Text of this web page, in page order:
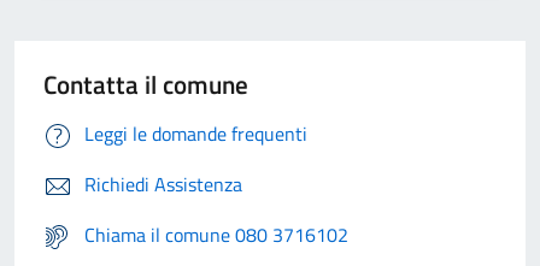
Contatta il comune
Leggi le domande frequenti
Richiedi Assistenza
Chiama il comune 080 3716102